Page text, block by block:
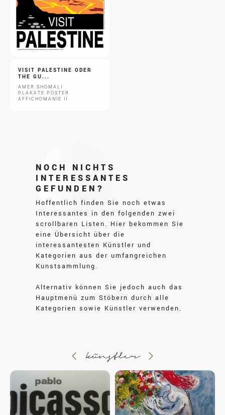
VISIT PALESTINE ODER
THE GU...
AMER SHOMALI
PLAKATE POSTER
AFFICHOMANIE II
NOCH NICHTS
INTERESSANTES
GEFUNDEN?
Hoffentlich finden Sie noch etwas
Interessantes in den folgenden zwei
scrollbaren Listen. Hier bekommen Sie
eine Übersicht über die
interessantesten Künstler und
Kategorien aus der umfangreichen
Kunstsammlung.
Alternativ können Sie jedoch auch das
Hauptmenü zum Stöbern durch alle
Kategorien sowie Künstler verwenden.
künstler